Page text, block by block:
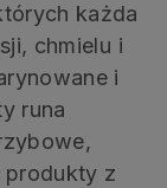
każda
chmielu i
i
runa
produkty z